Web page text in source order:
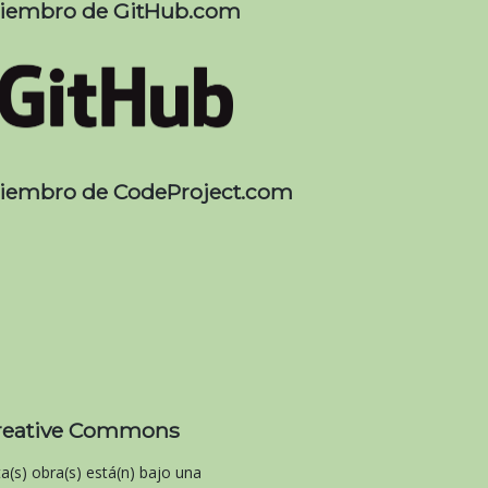
de GitHub.com
de CodeProject.com
Commons
obra(s) está(n) bajo una